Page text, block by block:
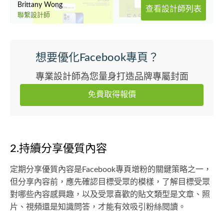
Brittany Wong
聯繫設計師
查看設計師列表
想要優化Facebook專頁？
專業設計師為您量身打造品牌專屬封面
免費取得報價
2.持續分享優質內容
定期分享優質內容是Facebook專頁增粉的關鍵策略之一，
但分享內容前，應先確認目標受眾的模樣，了解目標受眾
對哪些內容感興趣，以及受眾喜歡的貼文類型是文章、照
片、視頻還是知識問答，才能有效吸引粉絲閱讀。